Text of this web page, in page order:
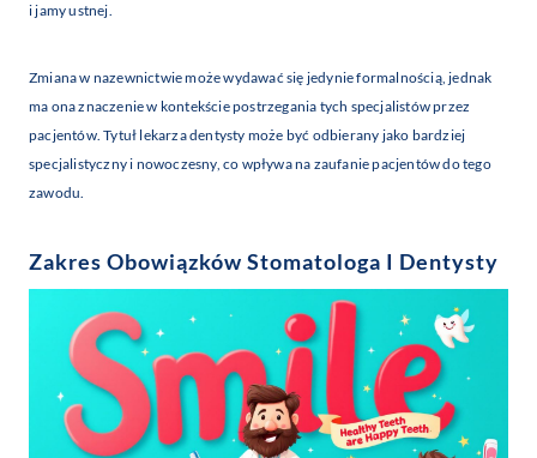
i jamy ustnej.
Zmiana w nazewnictwie może wydawać się jedynie formalnością, jednak
ma ona znaczenie w kontekście postrzegania tych specjalistów przez
pacjentów. Tytuł lekarza dentysty może być odbierany jako bardziej
specjalistyczny i nowoczesny, co wpływa na zaufanie pacjentów do tego
zawodu.
Zakres Obowiązków Stomatologa I Dentysty